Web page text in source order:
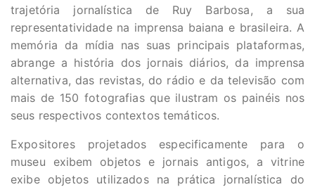
trajetória jornalística de Ruy Barbosa, a sua
representatividade na imprensa baiana e brasileira. A
memória da mídia nas suas principais plataformas,
abrange a história dos jornais diários, da imprensa
alternativa, das revistas, do rádio e da televisão com
mais de 150 fotografias que ilustram os painéis nos
seus respectivos contextos temáticos.
Expositores projetados especificamente para o
museu exibem objetos e jornais antigos, a vitrine
exibe objetos utilizados na prática jornalística do